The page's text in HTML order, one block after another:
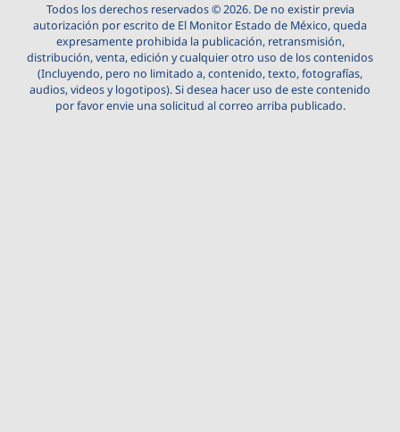
Todos los derechos reservados © 2026. De no existir previa
autorización por escrito de El Monitor Estado de México, queda
expresamente prohibida la publicación, retransmisión,
distribución, venta, edición y cualquier otro uso de los contenidos
(Incluyendo, pero no limitado a, contenido, texto, fotografías,
audios, videos y logotipos). Si desea hacer uso de este contenido
por favor envie una solicitud al correo arriba publicado.